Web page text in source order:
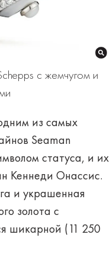
с жемчугом и
из самых
Seaman
статуса, и их
Кеннеди Онассис.
и украшенная
золота с
шикарной (11 250